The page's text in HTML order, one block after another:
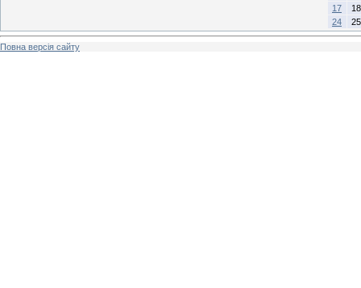
17
18
24
25
Повна версія сайту